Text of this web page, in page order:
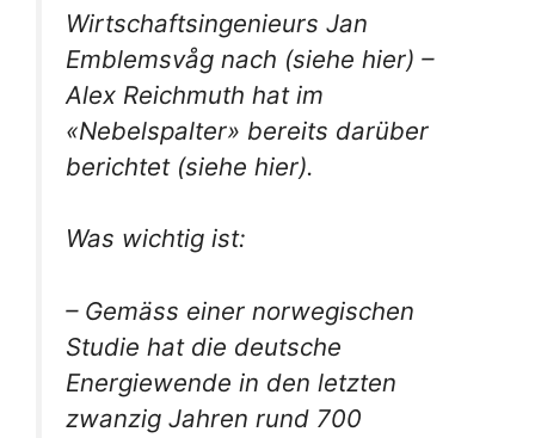
Wirtschaftsingenieurs Jan
Emblemsvåg nach (siehe hier) –
Alex Reichmuth hat im
«Nebelspalter» bereits darüber
berichtet (siehe hier).
Was wichtig ist:
– Gemäss einer norwegischen
Studie hat die deutsche
Energiewende in den letzten
zwanzig Jahren rund 700